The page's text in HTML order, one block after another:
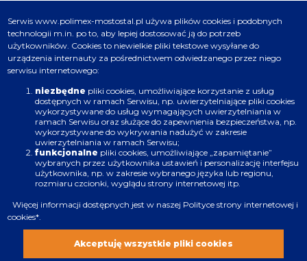
Nafta, chemia, gaz
Energetyka
Budownictwo
Produkcja
Infrastruktura
Zastrzeżenia prawne
Polityka plików cookies
Wszystkie prawa zastrzeżone. Copyright
Serwiswww.polimex-mostostal.pl używa plików cookies i podobnych
technologii m.in. po to, aby lepiej dostosować ją do potrzeb
użytkowników. Cookies to niewielkie pliki tekstowe wysyłane do
urządzenia internauty za pośrednictwem odwiedzanego przez niego
serwisu internetowego:
niezbędne pliki cookies, umożliwiające korzystanie z usług
dostępnych w ramach Serwisu, np. uwierzytelniające pliki cookies
wykorzystywane do usług wymagających uwierzytelniania w
ramach Serwisu oraz służące do zapewnienia bezpieczeństwa, np.
wykorzystywane do wykrywania nadużyć w zakresie
uwierzytelniania w ramach Serwisu;
funkcjonalne pliki cookies, umożliwiające „zapamiętanie”
wybranych przez użytkownika ustawień i personalizację interfejsu
użytkownika, np. w zakresie wybranego języka lub regionu,
rozmiaru czcionki, wyglądu strony internetowej itp.
Więcej informacji dostępnych jest w naszej Polityce strony internetowej i
cookies*.
Akceptuję wszystkie pliki cookies